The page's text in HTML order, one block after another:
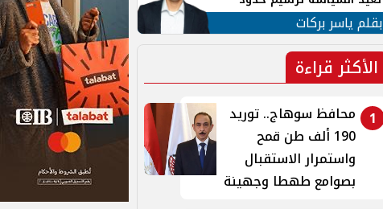
الأمن القومي العربي
بقلم ياسر بركات
الأكثر قراءة
1
محافظ سوهاج.. توريد
190 ألف طن قمح
واستمرار الاستقبال
بصوامع طهطا وجهينة